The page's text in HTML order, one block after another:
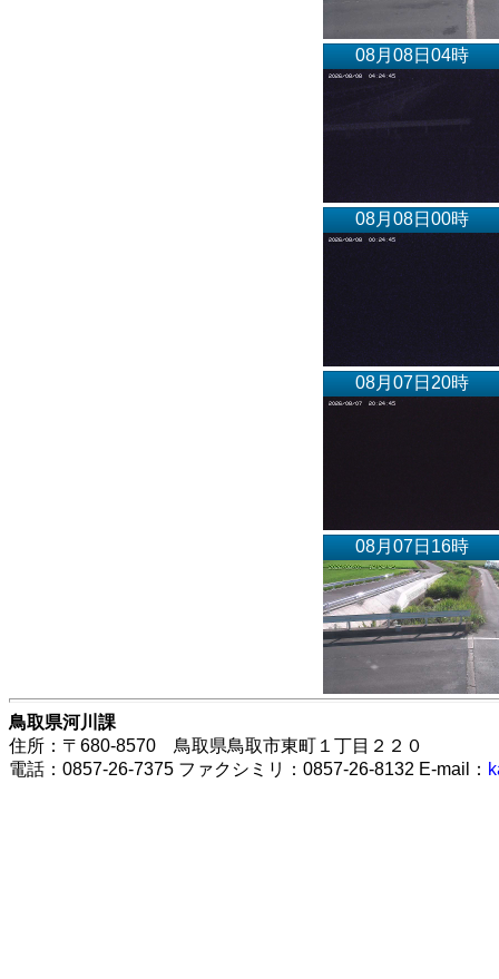
08月08日04時
08月08日00時
08月07日20時
08月07日16時
鳥取県河川課
住所：〒680-8570 鳥取県鳥取市東町１丁目２２０
電話：0857-26-7375 ファクシミリ：0857-26-8132 E-mail：